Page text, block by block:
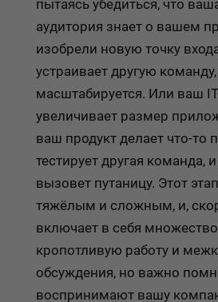
пытаясь убедиться, что
аудитория знает о вашем
изобрели новую точку
устраивает другую
масштабируется. Или ваш
увеличивает размер
ваш продукт делает что-то
тестирует другая команда,
вызовет путаницу. Этот
тяжёлым и сложным, и,
включает в себя
кропотливую работу и
обсуждения, но важно
воспринимают вашу